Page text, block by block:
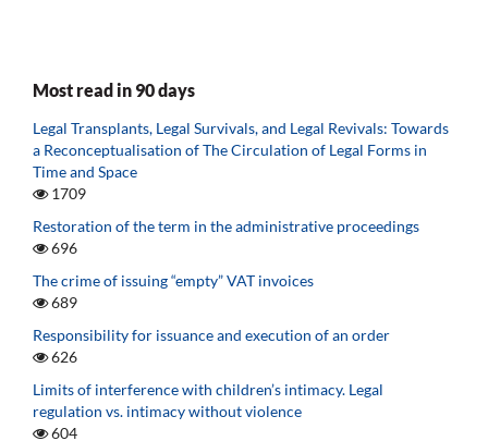
Most read in 90 days
Legal Transplants, Legal Survivals, and Legal Revivals: Towards
a Reconceptualisation of The Circulation of Legal Forms in
Time and Space
1709
Restoration of the term in the administrative proceedings
696
The crime of issuing “empty” VAT invoices
689
Responsibility for issuance and execution of an order
626
Limits of interference with children’s intimacy. Legal
regulation vs. intimacy without violence
604